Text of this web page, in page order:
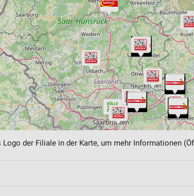
Logo der Filiale in der Karte, um mehr Informationen